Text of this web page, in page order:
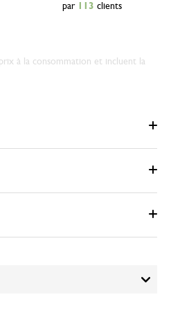
par
113 clients
à la consommation et incluent la